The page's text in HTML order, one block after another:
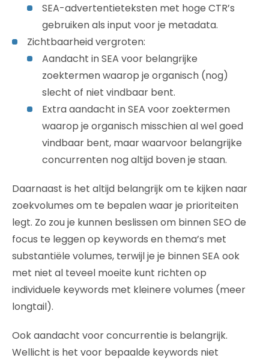
SEA-advertentieteksten met hoge CTR’s
gebruiken als input voor je metadata.
Zichtbaarheid vergroten:
Aandacht in SEA voor belangrijke
zoektermen waarop je organisch (nog)
slecht of niet vindbaar bent.
Extra aandacht in SEA voor zoektermen
waarop je organisch misschien al wel goed
vindbaar bent, maar waarvoor belangrijke
concurrenten nog altijd boven je staan.
Daarnaast is het altijd belangrijk om te kijken naar
zoekvolumes om te bepalen waar je prioriteiten
legt. Zo zou je kunnen beslissen om binnen SEO de
focus te leggen op keywords en thema’s met
substantiële volumes, terwijl je je binnen SEA ook
met niet al teveel moeite kunt richten op
individuele keywords met kleinere volumes (meer
longtail).
Ook aandacht voor concurrentie is belangrijk.
Wellicht is het voor bepaalde keywords niet